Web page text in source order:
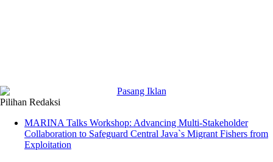
Pilihan Redaksi
MARINA Talks Workshop: Advancing Multi-Stakeholder
Collaboration to Safeguard Central Java`s Migrant Fishers from
Exploitation